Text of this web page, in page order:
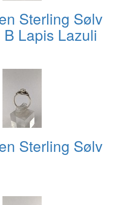
Sterling Sølv
Lapis Lazuli
Sterling Sølv